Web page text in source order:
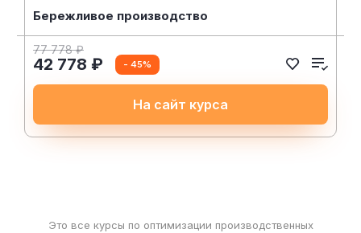
Бережливое производство
77 778 ₽
42 778 ₽ - 45%
На сайт курса
Это все курсы по оптимизации производственных